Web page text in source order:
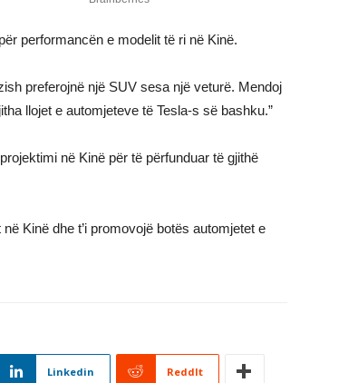
performancën e modelit të ri në Kinë.
preferojnë një SUV sesa një veturë. Mendoj
llojet e automjeteve të Tesla-s së bashku.”
në Kinë për të përfunduar të gjithë
Kinë dhe t’i promovojë botës automjetet e
Linkedin ReddIt